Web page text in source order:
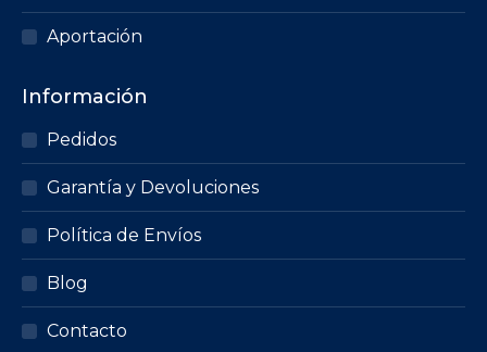
Aportación
Información
Pedidos
Garantía y Devoluciones
Política de Envíos
Blog
Contacto